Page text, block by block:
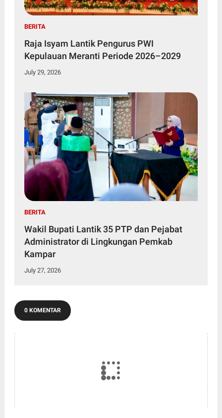
BERITA
Raja Isyam Lantik Pengurus PWI
Kepulauan Meranti Periode 2026–2029
July 29, 2026
BERITA
Wakil Bupati Lantik 35 PTP dan Pejabat
Administrator di Lingkungan Pemkab
Kampar
July 27, 2026
0 KOMENTAR